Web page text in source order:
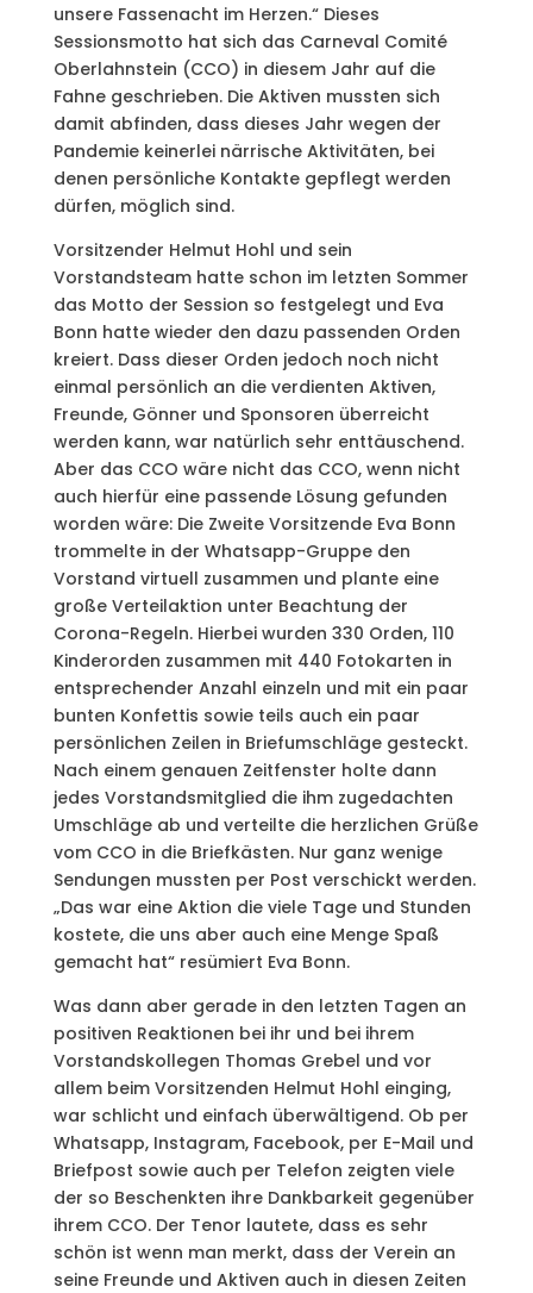
unsere Fassenacht im Herzen.“ Dieses
Sessionsmotto hat sich das Carneval Comité
Oberlahnstein (CCO) in diesem Jahr auf die
Fahne geschrieben. Die Aktiven mussten sich
damit abfinden, dass dieses Jahr wegen der
Pandemie keinerlei närrische Aktivitäten, bei
denen persönliche Kontakte gepflegt werden
dürfen, möglich sind.
Vorsitzender Helmut Hohl und sein
Vorstandsteam hatte schon im letzten Sommer
das Motto der Session so festgelegt und Eva
Bonn hatte wieder den dazu passenden Orden
kreiert. Dass dieser Orden jedoch noch nicht
einmal persönlich an die verdienten Aktiven,
Freunde, Gönner und Sponsoren überreicht
werden kann, war natürlich sehr enttäuschend.
Aber das CCO wäre nicht das CCO, wenn nicht
auch hierfür eine passende Lösung gefunden
worden wäre: Die Zweite Vorsitzende Eva Bonn
trommelte in der Whatsapp-Gruppe den
Vorstand virtuell zusammen und plante eine
große Verteilaktion unter Beachtung der
Corona-Regeln. Hierbei wurden 330 Orden, 110
Kinderorden zusammen mit 440 Fotokarten in
entsprechender Anzahl einzeln und mit ein paar
bunten Konfettis sowie teils auch ein paar
persönlichen Zeilen in Briefumschläge gesteckt.
Nach einem genauen Zeitfenster holte dann
jedes Vorstandsmitglied die ihm zugedachten
Umschläge ab und verteilte die herzlichen Grüße
vom CCO in die Briefkästen. Nur ganz wenige
Sendungen mussten per Post verschickt werden.
„Das war eine Aktion die viele Tage und Stunden
kostete, die uns aber auch eine Menge Spaß
gemacht hat“ resümiert Eva Bonn.
Was dann aber gerade in den letzten Tagen an
positiven Reaktionen bei ihr und bei ihrem
Vorstandskollegen Thomas Grebel und vor
allem beim Vorsitzenden Helmut Hohl einging,
war schlicht und einfach überwältigend. Ob per
Whatsapp, Instagram, Facebook, per E-Mail und
Briefpost sowie auch per Telefon zeigten viele
der so Beschenkten ihre Dankbarkeit gegenüber
ihrem CCO. Der Tenor lautete, dass es sehr
schön ist wenn man merkt, dass der Verein an
seine Freunde und Aktiven auch in diesen Zeiten